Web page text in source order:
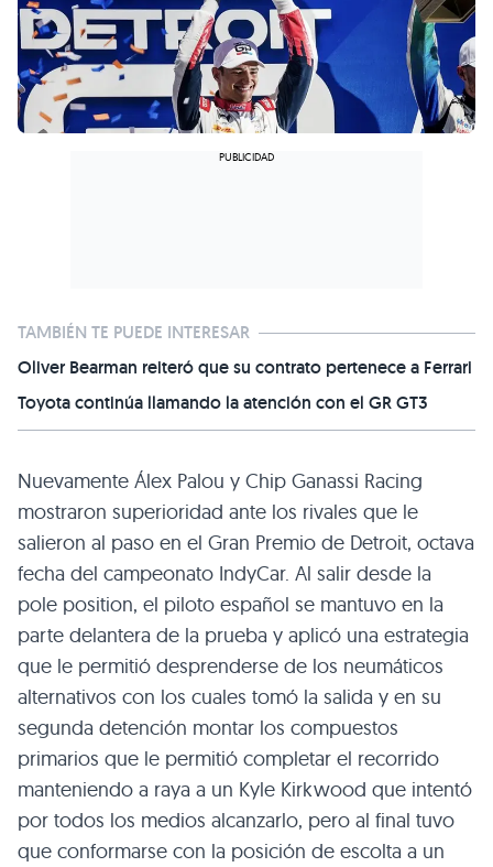
TAMBIÉN TE PUEDE INTERESAR
Oliver Bearman reiteró que su contrato pertenece a Ferrari
Toyota continúa llamando la atención con el GR GT3
Nuevamente Álex Palou y Chip Ganassi Racing
mostraron superioridad ante los rivales que le
salieron al paso en el Gran Premio de Detroit, octava
fecha del campeonato IndyCar. Al salir desde la
pole position, el piloto español se mantuvo en la
parte delantera de la prueba y aplicó una estrategia
que le permitió desprenderse de los neumáticos
alternativos con los cuales tomó la salida y en su
segunda detención montar los compuestos
primarios que le permitió completar el recorrido
manteniendo a raya a un Kyle Kirkwood que intentó
por todos los medios alcanzarlo, pero al final tuvo
que conformarse con la posición de escolta a un